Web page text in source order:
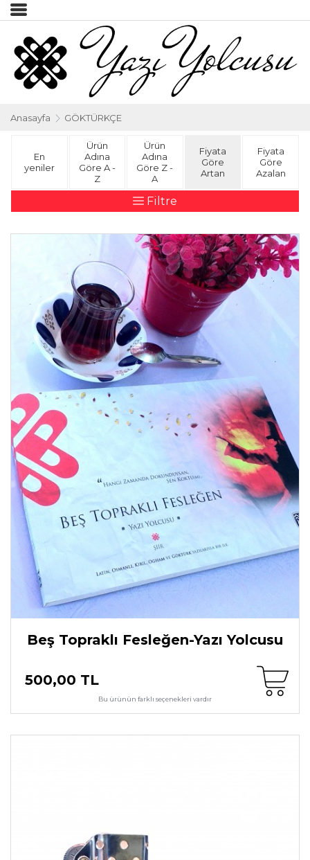
Anasayfa GÖKTÜRKÇE
En
yeniler
Ürün
Adına
Göre A -
Z
Ürün
Adına
Göre Z -
A
Fiyata
Göre
Artan
Fiyata
Göre
Azalan
Filtre
Beş Topraklı Fesleğen-Yazı Yolcusu
500,00 TL
Bu ürünün farklı seçenekleri vardır